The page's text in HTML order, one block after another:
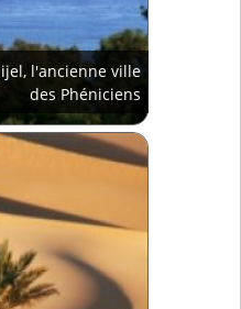
l'ancienne ville
des Phéniciens